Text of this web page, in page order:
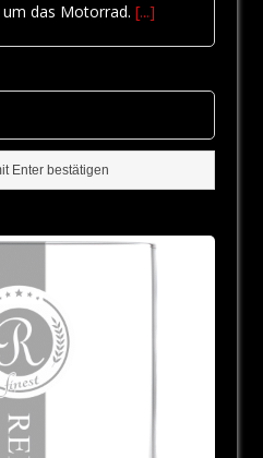
das Motorrad. [...]